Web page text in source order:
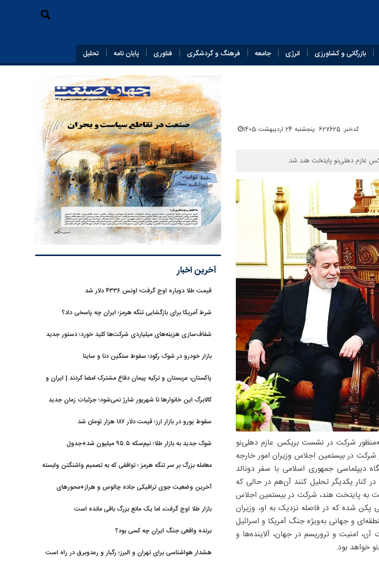
بازرگانی و کشاورزی انرژی جامعه فرهنگ و گردشگری فناوری پایان‌ نامه تحلیل
کدخبر: 627625 پنجشنبه 24 اردیبهشت 1405
عازم دهلی‌نو پایتخت هند شد.
شرکت در نشست بریکس عازم دهلی‌نو
۲۳ اردیبهشت‌ماه و به منظور شرکت در بیستمین اجلاس وزیران امور خارجه
دیپلماسی جمهوری اسلامی با سفر دونالد
کنار یکدیگر تحلیل کنند آن‌هم در حالی که
به پایتخت هند، شرکت در بیستمین اجلاس
پکن شده که در فاصله نزدیک به او، وزیران
و جهانی به‌ویژه جنگ آمریکا و اسرائیل
آن، امنیت و تروریسم در جهان، آلاینده‌ها و
خواهد بود.
آخرین اخبار
قیمت طلا دوباره اوج گرفت؛ اونس ۴۳۳۶ دلار شد
شرط آمریکا برای بازگشایی تنگه هرمز؛ ایران چه پاسخی داد؟
شفاف‌سازی هزینه‌های میلیاردی شرکت‌ها کلید خورد؛ دستور جدید
بازار خودرو در شوک رکود؛ سقوط سنگین دنا و ساینا
پاکستان، عربستان و ترکیه پیمان دفاع مشترک امضا کردند | ایران و
کالابرگ این خانوارها تا شهریور شارژ نمی‌شود؛ جزئیات زمان جدید
سقوط یورو در بازار ارز؛ قیمت دلار ۱۸۷ هزار تومان شد
شوک جدید به بازار طلا؛ نیم‌سکه ۹۵.۵ میلیون شد+جدول
معامله بزرگ بر سر تنگه هرمز ؛ توافقی که به تصمیم واشنگتن وابسته
آخرین وضعیت جوی ترافیکی جاده چالوس و هراز+محورهای
بازار طلا اوج گرفت، اما یک مانع بزرگ باقی مانده است
برنده واقعی جنگ ایران چه کسی بود؟
هشدار هواشناسی برای تهران و البرز؛ رگبار و رعدوبرق در راه است